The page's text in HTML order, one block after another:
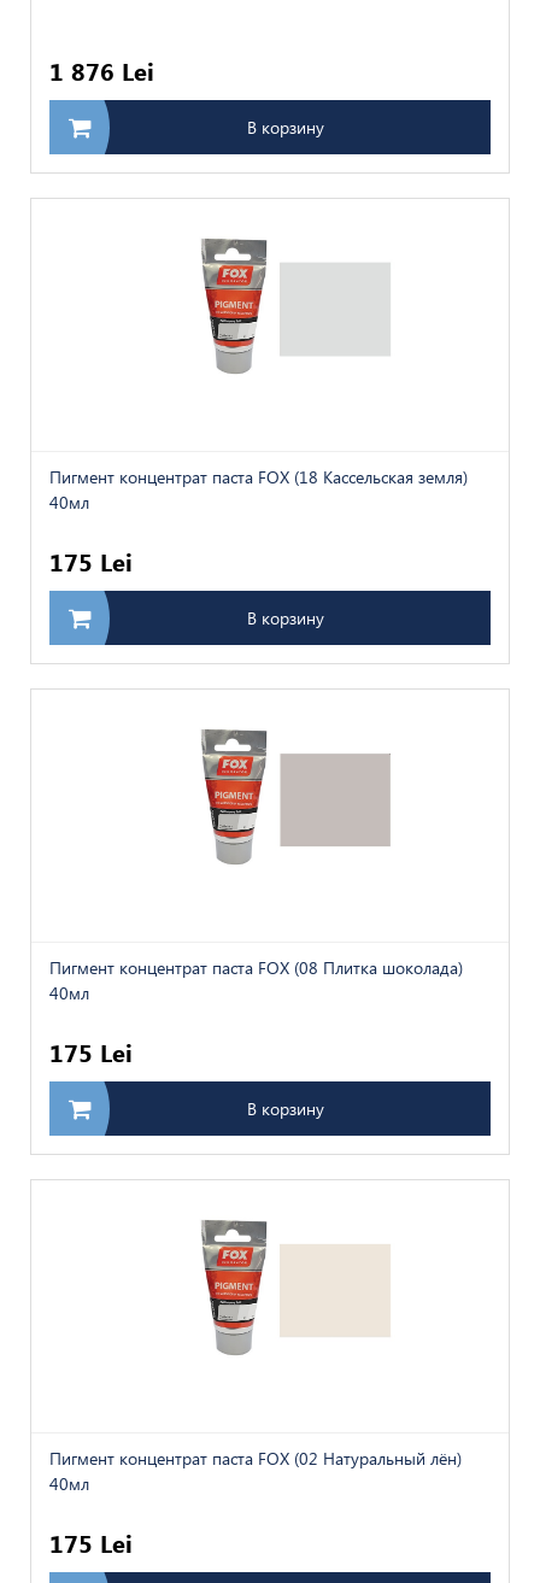
1 876 Lei
В корзину
Пигмент концентрат паста FOX (18 Кассельская земля)
40мл
175 Lei
В корзину
Пигмент концентрат паста FOX (08 Плитка шоколада)
40мл
175 Lei
В корзину
Пигмент концентрат паста FOX (02 Натуральный лён)
40мл
175 Lei